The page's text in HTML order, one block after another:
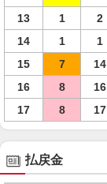
13
1 2
14
1 1
15
7 14
16
8 16
17
8 17
払戻金